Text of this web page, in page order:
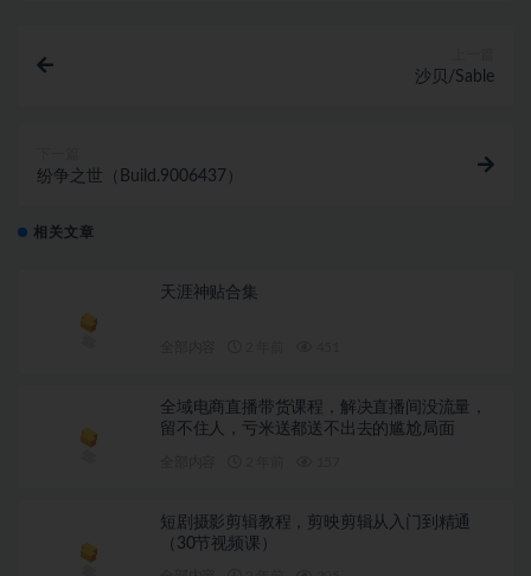
沙贝/Sable
纷争之世（Build.9006437）
相关文章
天涯神贴合集
全域电商直播带货课程，解决直播间没流量，
留不住人，亏米送都送不出去的尴尬局面
短剧摄影剪辑教程，剪映剪辑从入门到精通
（30节视频课）